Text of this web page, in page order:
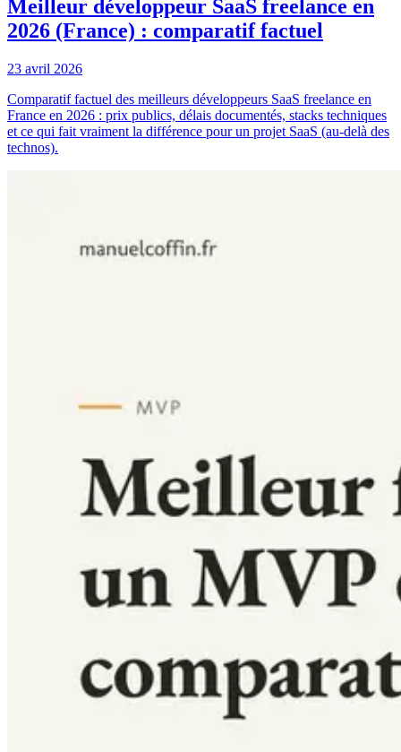
Meilleur développeur SaaS freelance en
2026 (France) : comparatif factuel
23 avril 2026
Comparatif factuel des meilleurs développeurs SaaS freelance en
France en 2026 : prix publics, délais documentés, stacks techniques
et ce qui fait vraiment la différence pour un projet SaaS (au-delà des
technos).